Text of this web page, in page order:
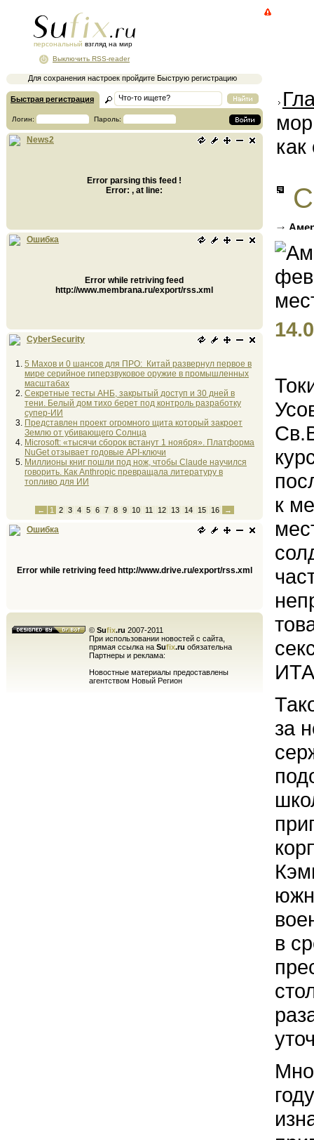
персональный взгляд на мир
Для сохранения настроек пройдите Быструю регистрацию
Выключить RSS-reader
Быстрая регистрация
Логин: Пароль:
News2
Error parsing this feed !
Error: , at line:
Ошибка
Error while retriving feed
http://www.membrana.ru/export/rss.xml
CyberSecurity
5 Махов и 0 шансов для ПРО: Китай развернул первое в
мире серийное гиперзвуковое оружие в промышленных
масштабах
Секретные тесты АНБ, закрытый доступ и 30 дней в
тени. Белый дом тихо берет под контроль разработку
супер-ИИ
Представлен проект огромного щита который закроет
Землю от убивающего Солнца
Microsoft: «тысячи сборок встанут 1 ноября». Платформа
NuGet отзывает годовые API-ключи
Миллионы книг пошли под нож, чтобы Claude научился
говорить. Как Anthropic превращала литературу в
топливо для ИИ
← 1 2 3 4 5 6 7 8 9 10 11 12 13 14 15 16 →
Ошибка
Error while retriving feed http://www.drive.ru/export/rss.xml
© Sufix.ru 2007-2011
При использовании новостей с сайта,
прямая ссылка на Sufix.ru обязательна
Партнеры и реклама:
Новостные материалы предоставлены
агентством Новый Регион
к
за
в